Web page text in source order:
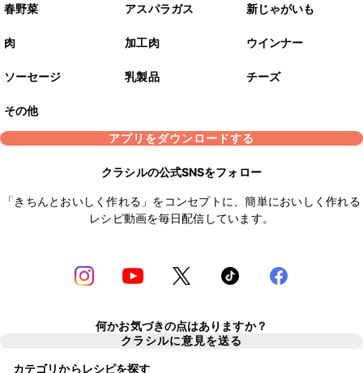
春野菜 アスパラガス 新じゃがいも
肉 加工肉 ウインナー
ソーセージ 乳製品 チーズ
その他
アプリをダウンロードする
クラシルの公式SNSをフォロー
「きちんとおいしく作れる」をコンセプトに、簡単においしく作れる
レシピ動画を毎日配信しています。
何かお気づきの点はありますか？
クラシルに意見を送る
カテゴリからレシピを探す